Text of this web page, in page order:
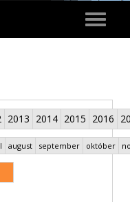
Toggle
2013 2014 2015 2016
august september október